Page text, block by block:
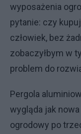
wyposażenia
pytanie: czy
człowiek, bez
zobaczyłbym w
problem do
Pergola
wygląda jak
ogrodowy po